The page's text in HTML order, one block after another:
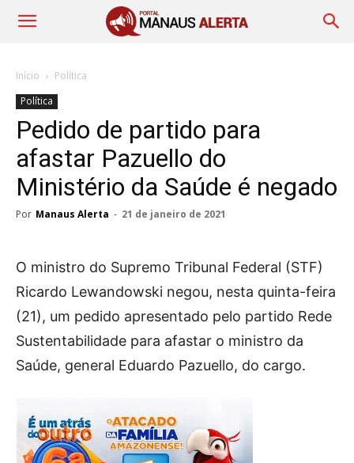
Início
Política
Política
Pedido de partido para
afastar Pazuello do
Ministério da Saúde é negado
Por Manaus Alerta - 21 de janeiro de 2021
O ministro do Supremo Tribunal Federal (STF)
Ricardo Lewandowski negou, nesta quinta-feira
(21), um pedido apresentado pelo partido Rede
Sustentabilidade para afastar o ministro da
Saúde, general Eduardo Pazuello, do cargo.